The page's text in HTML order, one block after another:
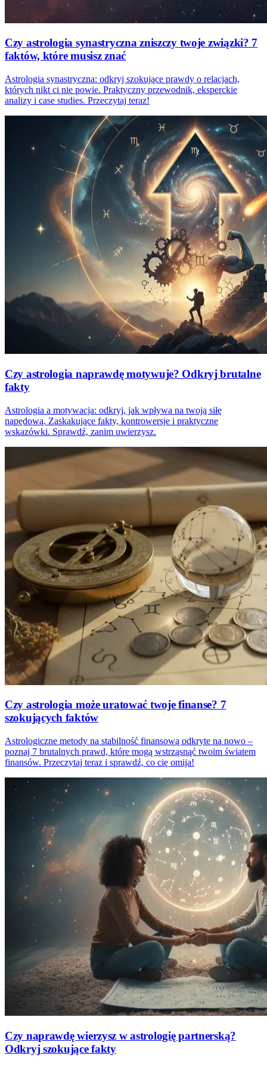
Czy astrologia synastryczna zniszczy twoje związki? 7
faktów, które musisz znać
Astrologia synastryczna: odkryj szokujące prawdy o relacjach,
których nikt ci nie powie. Praktyczny przewodnik, eksperckie
analizy i case studies. Przeczytaj teraz!
Czy astrologia naprawdę motywuje? Odkryj brutalne
fakty
Astrologia a motywacja: odkryj, jak wpływa na twoją siłę
napędową. Zaskakujące fakty, kontrowersje i praktyczne
wskazówki. Sprawdź, zanim uwierzysz.
Czy astrologia może uratować twoje finanse? 7
szokujących faktów
Astrologiczne metody na stabilność finansową odkryte na nowo –
poznaj 7 brutalnych prawd, które mogą wstrząsnąć twoim światem
finansów. Przeczytaj teraz i sprawdź, co cię omija!
Czy naprawdę wierzysz w astrologię partnerską?
Odkryj szokujące fakty